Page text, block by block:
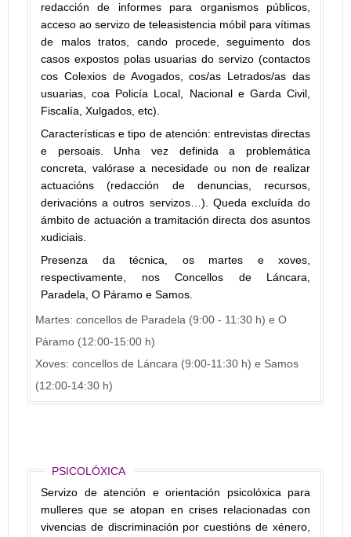
redacción de informes para organismos públicos,
acceso ao servizo de teleasistencia móbil para vítimas
de malos tratos, cando procede, seguimento dos
casos expostos polas usuarias do servizo (contactos
cos Colexios de Avogados, cos/as Letrados/as das
usuarias, coa Policía Local, Nacional e Garda Civil,
Fiscalía, Xulgados, etc).
Características e tipo de atención: entrevistas directas
e persoais. Unha vez definida a problemática
concreta, valórase a necesidade ou non de realizar
actuacións (redacción de denuncias, recursos,
derivacións a outros servizos…). Queda excluída do
ámbito de actuación a tramitación directa dos asuntos
xudiciais.
Presenza da técnica, os martes e xoves,
respectivamente, nos Concellos de Láncara,
Paradela, O Páramo e Samos.
Martes: concellos de Paradela (9:00 - 11:30 h) e O
Páramo (12:00-15:00 h)
Xoves: concellos de Láncara (9:00-11:30 h) e Samos
(12:00-14:30 h)
PSICOLÓXICA
Servizo de atención e orientación psicolóxica para
mulleres que se atopan en crises relacionadas con
vivencias de discriminación por cuestións de xénero,